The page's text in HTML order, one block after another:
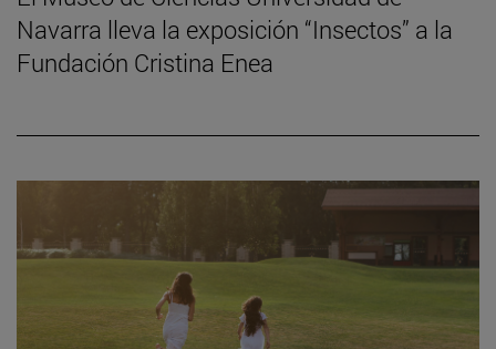
Navarra lleva la exposición “Insectos” a la
Fundación Cristina Enea